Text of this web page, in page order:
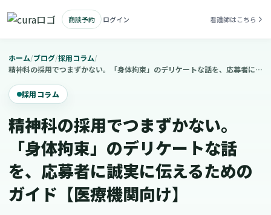
商談予約 ログイン 看護師はこちら
ホーム/ブログ/採用コラム/
精神科の採用でつまずかない。「身体拘束」のデリケートな話を、応募者に誠実に伝えるためのガイド【医療機関向け】
採用コラム
精神科の採用でつまずかない。
「身体拘束」のデリケートな話
を、応募者に誠実に伝えるための
ガイド【医療機関向け】